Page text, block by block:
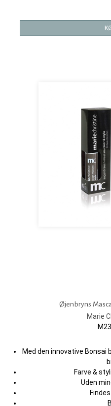
Øjenbryns
Marie
​​​​​​Med den innovative Bonsai
Farve &
Uden